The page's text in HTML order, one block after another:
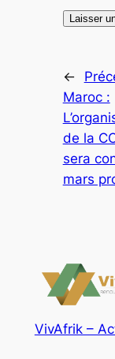
←
Maroc :
de la
sera
mars
VivAfrik –